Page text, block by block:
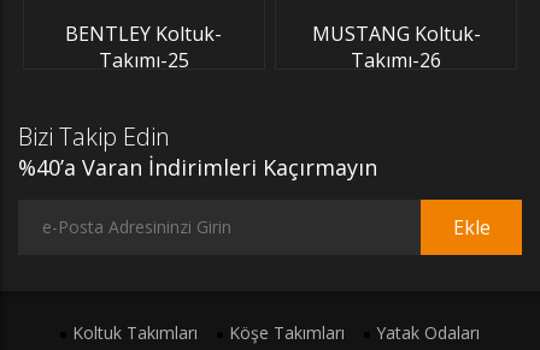
BENTLEY Koltuk-
Takımı-25
MUSTANG Koltuk-
Takımı-26
Bizi Takip Edin
%40’a Varan İndirimleri Kaçırmayın
Ekle
Koltuk Takımları Köşe Takımları
Yatak Odaları